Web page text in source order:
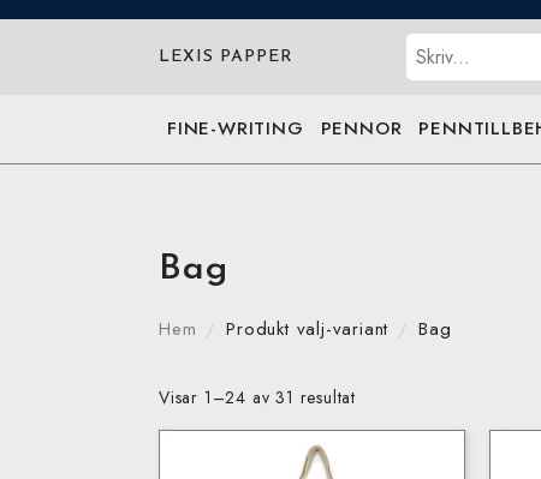
LEXIS PAPPER Sök
FINE-WRITING PENNOR
Bag
Hem Produkt valj-variant Bag
Visar 1–24 av 31 resultat